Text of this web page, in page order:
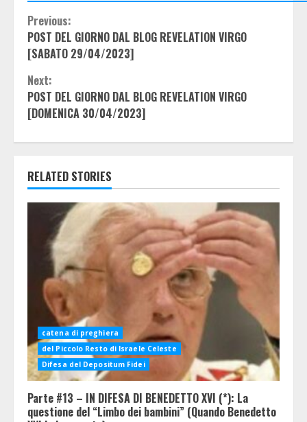
Continue
Reading
Previous:
POST DEL GIORNO DAL BLOG REVELATION VIRGO
[SABATO 29/04/2023]
Next:
POST DEL GIORNO DAL BLOG REVELATION VIRGO
[DOMENICA 30/04/2023]
RELATED STORIES
catena di preghiera
del Piccolo Resto di Israele Celeste
Difesa del Depositum Fidei
Parte #13 – IN DIFESA DI BENEDETTO XVI (*): La
questione del “Limbo dei bambini” (Quando Benedetto